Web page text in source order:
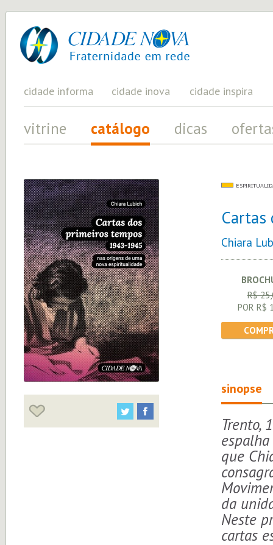
cidade
nova
UM
PROJETO
PELA
FRATERNIDADE
cidade informa cidade inova cidade inspira
vitrine catálogo dicas
Cartas
Chiara
R$
POR R$
sinopse
Trento,
que
da
Neste
cartas